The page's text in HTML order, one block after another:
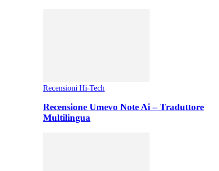
Recensioni Hi-Tech
Recensione Umevo Note Ai – Traduttore
Multilingua